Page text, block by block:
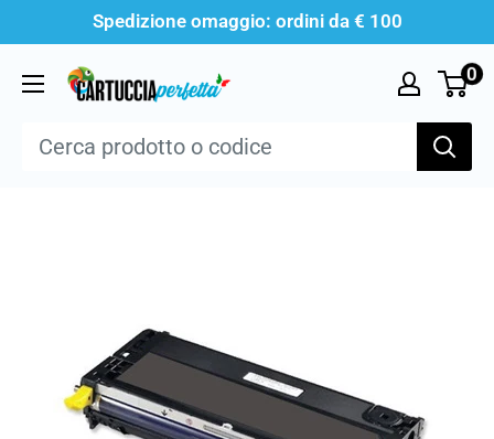
contenuto
Spedizione omaggio: ordini da € 100
Cartucciaperfetta 0